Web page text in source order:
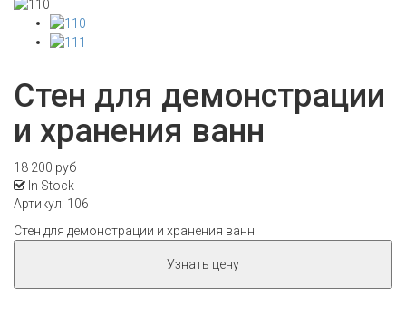
Стен для демонстрации
и хранения ванн
18 200 руб
In Stock
Артикул: 106
Стен для демонстрации и хранения ванн
Узнать цену